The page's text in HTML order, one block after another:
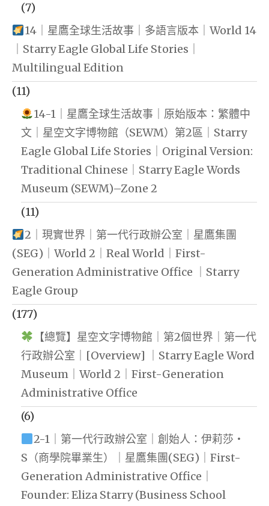
(7)
14｜星鷹全球生活故事｜多語言版本｜World 14
｜Starry Eagle Global Life Stories｜
Multilingual Edition
(11)
14-1｜星鷹全球生活故事｜原始版本：繁體中
文｜星空文字博物館（SEWM）第2區｜Starry
Eagle Global Life Stories｜Original Version:
Traditional Chinese｜Starry Eagle Words
Museum (SEWM)–Zone 2
(11)
2｜現實世界｜第一代行政辦公室｜星鷹集團
(SEG)｜World 2｜Real World｜First-
Generation Administrative Office ｜Starry
Eagle Group
(177)
【總覽】星空文字博物館｜第2個世界｜第一代
行政辦公室｜[Overview] ｜Starry Eagle Word
Museum｜World 2｜First-Generation
Administrative Office
(6)
2-1｜第一代行政辦公室｜創始人：伊莉莎・
S（商學院畢業生）｜星鷹集團(SEG)｜First-
Generation Administrative Office｜
Founder: Eliza Starry (Business School